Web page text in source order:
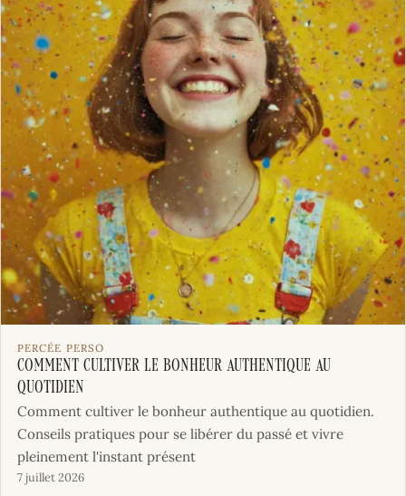
PERCÉE PERSO
Comment cultiver le bonheur authentique au
quotidien
Comment cultiver le bonheur authentique au quotidien.
Conseils pratiques pour se libérer du passé et vivre
pleinement l'instant présent
7 juillet 2026